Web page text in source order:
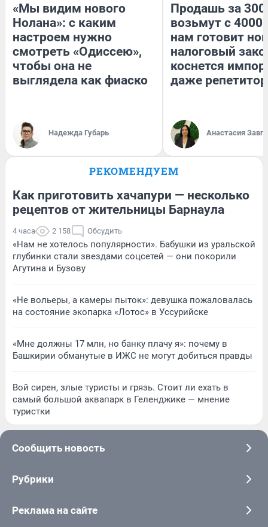
«Мы видим нового
Нолана»: с каким
настроем нужно
смотреть «Одиссею»,
чтобы она не
выглядела как фиаско
Надежда Губарь
Продашь за
возьмут с
нам готовит
налоговый
коснется
даже
Анастасия
РЕКОМЕНДУЕМ
Как приготовить хачапури — несколько
рецептов от жительницы Барнаула
4 часа 2 158 Обсудить
«Нам не хотелось популярности». Бабушки из уральской
глубинки стали звездами соцсетей — они покорили
Агутина и Бузову
«Не вольеры, а камеры пыток»: девушка пожаловалась
на состояние экопарка «Лотос» в Уссурийске
«Мне должны 17 млн, но банку плачу я»: почему в
Башкирии обманутые в ИЖС не могут добиться правды
Вой сирен, злые туристы и грязь. Стоит ли ехать в
самый большой аквапарк в Геленджике — мнение
туристки
Сообщить новость
Рубрики
Реклама на сайте